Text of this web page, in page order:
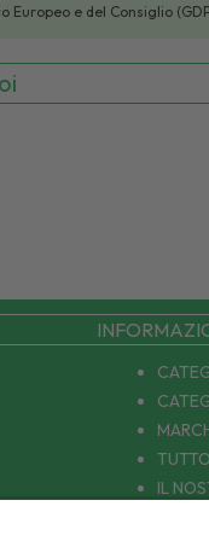
e del Consiglio
IL